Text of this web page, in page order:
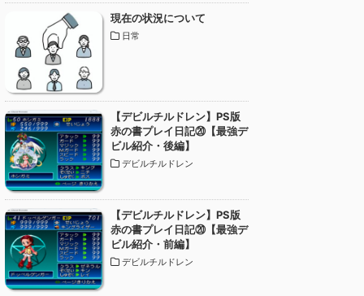
現在の状況について
日常
【デビルチルドレン】PS版
赤の書プレイ日記⑳【最強デ
ビル紹介・後編】
デビルチルドレン
【デビルチルドレン】PS版
赤の書プレイ日記⑳【最強デ
ビル紹介・前編】
デビルチルドレン